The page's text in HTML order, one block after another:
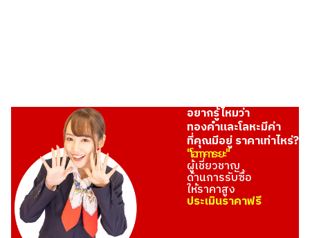
อยากรู้ไหมว่า
ทองคำและโลหะมีค่า
ที่คุณมีอยู่ ราคาเท่าไหร่?
"โอทาคาระยะ"
ผู้เชี่ยวชาญ
ด้านการรับซื้อ
ให้ราคาสูง
ประเมินราคาฟรี